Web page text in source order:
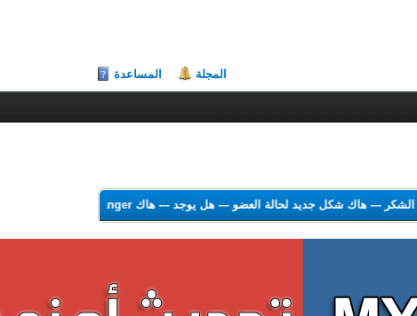
المجلة المساعدة
الشكر---هاك شكل جديد لحالة العضو---هل يوجد---هاك Theme Color Changer